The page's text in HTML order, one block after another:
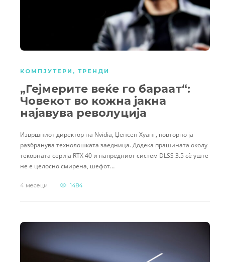
КОМПЈУТЕРИ , ТРЕНДИ
„Гејмерите веќе го бараат“:
Човекот во кожна јакна
најавува револуција
Извршниот директор на Nvidia, Џенсен Хуанг, повторно ја
разбранува технолошката заедница. Додека прашината околу
тековната серија RTX 40 и напредниот систем DLSS 3.5 сè уште
не е целосно смирена, шефот…
4 месеци 1484